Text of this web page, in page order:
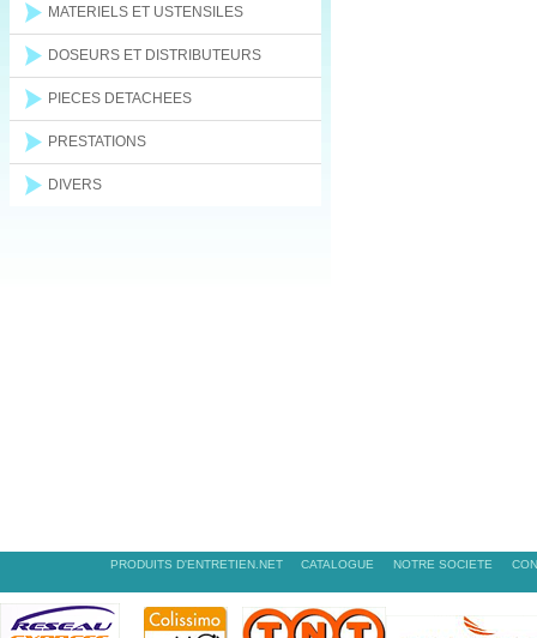
MATERIELS ET USTENSILES
DOSEURS ET DISTRIBUTEURS
PIECES DETACHEES
PRESTATIONS
DIVERS
PRODUITS D'ENTRETIEN.NET CATALOGUE NOTRE SOCIETE